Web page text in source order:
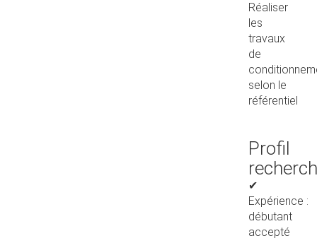
Réaliser
les
travaux
de
selon le
référentiel
Profil
✔
Expérience :
débutant
accepté